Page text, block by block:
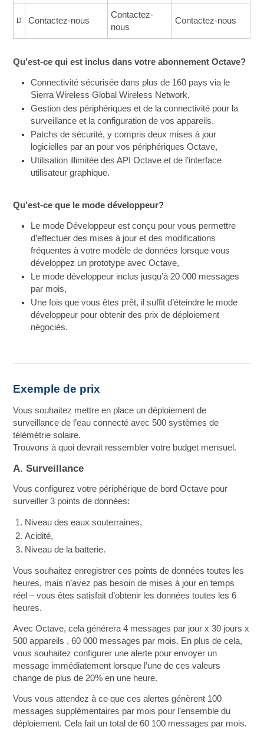
D Contactez-nous
Contactez-
nous
Contactez-nous
Qu’est-ce qui est inclus dans votre abonnement Octave?
Connectivité sécurisée dans plus de 160 pays via le
Sierra Wireless Global Wireless Network,
Gestion des périphériques et de la connectivité pour la
surveillance et la configuration de vos appareils.
Patchs de sécurité, y compris deux mises à jour
logicielles par an pour vos périphériques Octave,
Utilisation illimitée des API Octave et de l’interface
utilisateur graphique.
Qu’est-ce que le mode développeur?
Le mode Développeur est conçu pour vous permettre
d’effectuer des mises à jour et des modifications
fréquentes à votre modèle de données lorsque vous
développez un prototype avec Octave,
Le mode développeur inclus jusqu’à 20 000 messages
par mois,
Une fois que vous êtes prêt, il suffit d’éteindre le mode
développeur pour obtenir des prix de déploiement
négociés.
Exemple de prix
Vous souhaitez mettre en place un déploiement de
surveillance de l’eau connecté avec 500 systèmes de
télémétrie solaire.
Trouvons à quoi devrait ressembler votre budget mensuel.
A. Surveillance
Vous configurez votre périphérique de bord Octave pour
surveiller 3 points de données:
Niveau des eaux souterraines,
Acidité,
Niveau de la batterie.
Vous souhaitez enregistrer ces points de données toutes les
heures, mais n’avez pas besoin de mises à jour en temps
réel – vous êtes satisfait d’obtenir les données toutes les 6
heures.
Avec Octave, cela générera 4 messages par jour x 30 jours x
500 appareils , 60 000 messages par mois. En plus de cela,
vous souhaitez configurer une alerte pour envoyer un
message immédiatement lorsque l’une de ces valeurs
change de plus de 20% en une heure.
Vous vous attendez à ce que ces alertes génèrent 100
messages supplémentaires par mois pour l’ensemble du
déploiement. Cela fait un total de 60 100 messages par mois.